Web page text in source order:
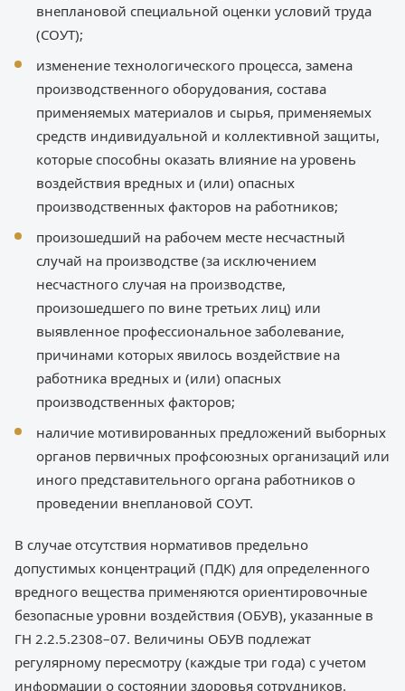
внеплановой специальной оценки условий труда
(СОУТ);
изменение технологического процесса, замена
производственного оборудования, состава
применяемых материалов и сырья, применяемых
средств индивидуальной и коллективной защиты,
которые способны оказать влияние на уровень
воздействия вредных и (или) опасных
производственных факторов на работников;
произошедший на рабочем месте несчастный
случай на производстве (за исключением
несчастного случая на производстве,
произошедшего по вине третьих лиц) или
выявленное профессиональное заболевание,
причинами которых явилось воздействие на
работника вредных и (или) опасных
производственных факторов;
наличие мотивированных предложений выборных
органов первичных профсоюзных организаций или
иного представительного органа работников о
проведении внеплановой СОУТ.
В случае отсутствия нормативов предельно
допустимых концентраций (ПДК) для определенного
вредного вещества применяются ориентировочные
безопасные уровни воздействия (ОБУВ), указанные в
ГН 2.2.5.2308–07. Величины ОБУВ подлежат
регулярному пересмотру (каждые три года) с учетом
информации о состоянии здоровья сотрудников.